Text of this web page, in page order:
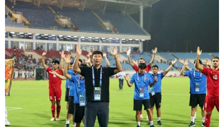
05/08/2026 01:48
Doanh thu của Apple tại Ấn Độ lần
đầu vượt 10 tỷ USD
05/08/2026 00:53
Boeing 737 MAX 7 được đưa vào khai